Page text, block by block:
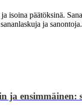
isoina päätöksinä.
ja sanontoja.
ja